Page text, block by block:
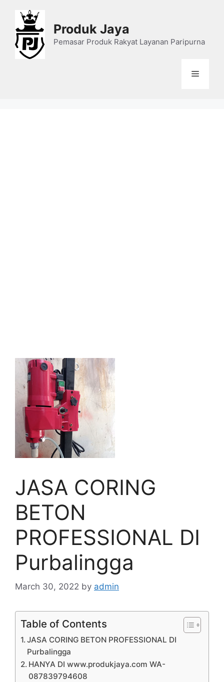
content
Produk Jaya
Pemasar Produk Rakyat Layanan Paripurna
Menu
JASA CORING
BETON
PROFESSIONAL DI
Purbalingga
March 30, 2022 by admin
Table of Contents
JASA CORING BETON PROFESSIONAL DI
Purbalingga
HANYA DI www.produkjaya.com WA-
087839794608